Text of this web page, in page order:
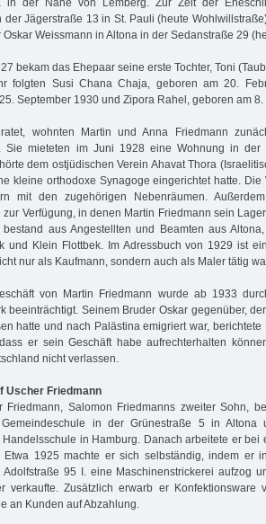
der Jägerstraße 13 in St. Pauli (heute
Oskar Weissmann in Altona in der Sedanstraße 29
bekam das Ehepaar seine erste Tochter, Toni
folgten Susi Chana Chaja, geboren am 20.
September 1930 und Zipora Rahel, geboren am
wohnten Martin und Anna Friedmann
Sie mieteten im Juni 1928 eine Wohnung in der
dem ostjüdischen Verein Ahavat Thora
kleine orthodoxe Synagoge eingerichtet hatte.
mit den zugehörigen Nebenräumen.
zur Verfügung, in denen Martin Friedmann sein
bestand aus Angestellten und Beamten aus
und Klein Flottbek. Im Adressbuch von 1929 ist
nur als Kaufmann, sondern auch als Maler tätig
von Martin Friedmann wurde ab 1933
beeinträchtigt. Seinem Bruder Oskar gegenüber,
hatte und nach Palästina emigriert war,
er sein Geschäft habe aufrechterhalten
nicht verlassen.
Uscher Friedmann
Friedmann, Salomon Friedmanns zweiter Sohn,
Gemeindeschule in der Grünestraße 5 in Altona
Handelsschule in Hamburg. Danach arbeitete er bei
Etwa 1925 machte er sich selbständig, indem er
95 I. eine Maschinenstrickerei aufzog
verkaufte. Zusätzlich erwarb er Konfektionsware
an Kunden auf Abzahlung.